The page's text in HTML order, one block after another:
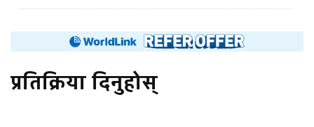
प्रतिक्रिया दिनुहोस्